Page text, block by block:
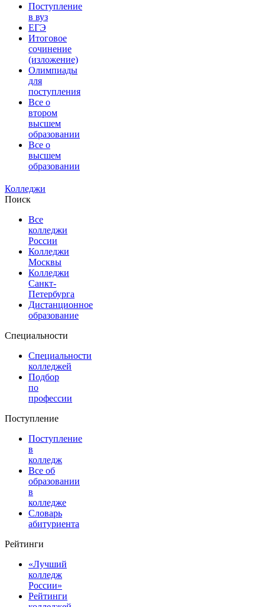
Поступление
в вуз
ЕГЭ
Итоговое
сочинение
(изложение)
Олимпиады
для
поступления
Все о
втором
высшем
образовании
Все о
высшем
образовании
Колледжи
Поиск
Все
колледжи
России
Колледжи
Москвы
Колледжи
Санкт-
Петербурга
Дистанционное
образование
Специальности
Специальности
колледжей
Подбор
по
профессии
Поступление
Поступление
в
колледж
Все об
образовании
в
колледже
Словарь
абитуриента
Рейтинги
«Лучший
колледж
России»
Рейтинги